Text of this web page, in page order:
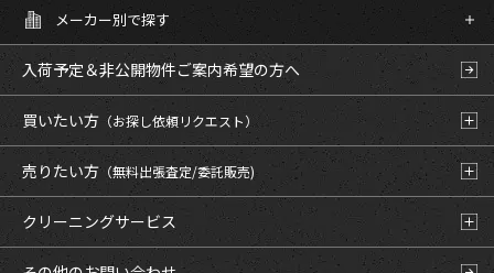
メーカー別で探す
入荷予定＆非公開物件ご案内希望の方へ
買いたい方 （お探し依頼リクエスト）
売りたい方（無料出張査定/委託販売)
クリーニングサービス